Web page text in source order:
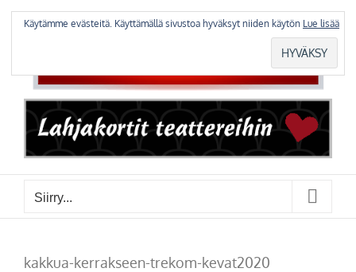
Siirry...
kakkua-kerrakseen-trekom-kevat2020
Käytämme evästeitä. Käyttämällä sivustoa hyväksyt niiden käytön Lue lisää